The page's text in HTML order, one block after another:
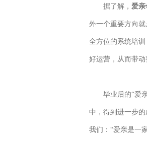
据了解， 爱亲
外一个重要方向
全方位的系统培
好运营，从而带
毕业后的“爱亲
中，得到进一步
我们：“爱亲是一